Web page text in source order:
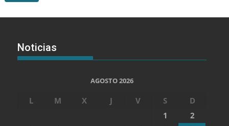
Noticias
AGOSTO 2026
L M X J V S
D
1
2